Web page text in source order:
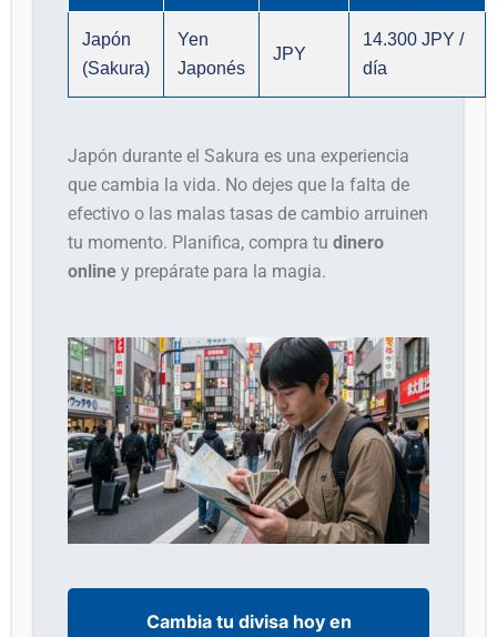
Japón
(Sakura)
Yen
Japonés
JPY
14.300 JPY /
día
Japón durante el Sakura es una experiencia
que cambia la vida. No dejes que la falta de
efectivo o las malas tasas de cambio arruinen
tu momento. Planifica, compra tudinero
online y prepárate para la magia.
Cambia tu divisa hoy en